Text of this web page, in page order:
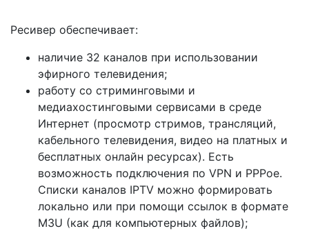
Ресивер обеспечивает:
наличие 32 каналов при использовании
эфирного телевидения;
работу со стриминговыми и
медиахостинговыми сервисами в среде
Интернет (просмотр стримов, трансляций,
кабельного телевидения, видео на платных и
бесплатных онлайн ресурсах). Есть
возможность подключения по VPN и PPPoe.
Списки каналов IPTV можно формировать
локально или при помощи ссылок в формате
M3U (как для компьютерных файлов);